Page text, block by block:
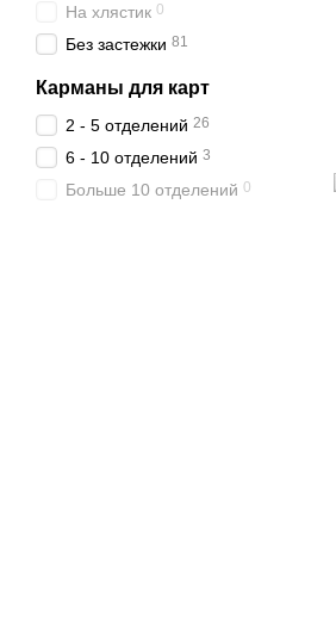
На хлястик 0
Без застежки 81
Карманы для карт
2 - 5 отделений 26
6 - 10 отделений 3
Больше 10 отделений 0